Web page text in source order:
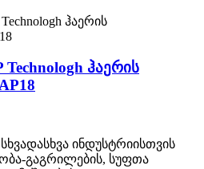
Technologh ჰაერის
ინდუსტრიისთვის
გაგრილების, სუფთა